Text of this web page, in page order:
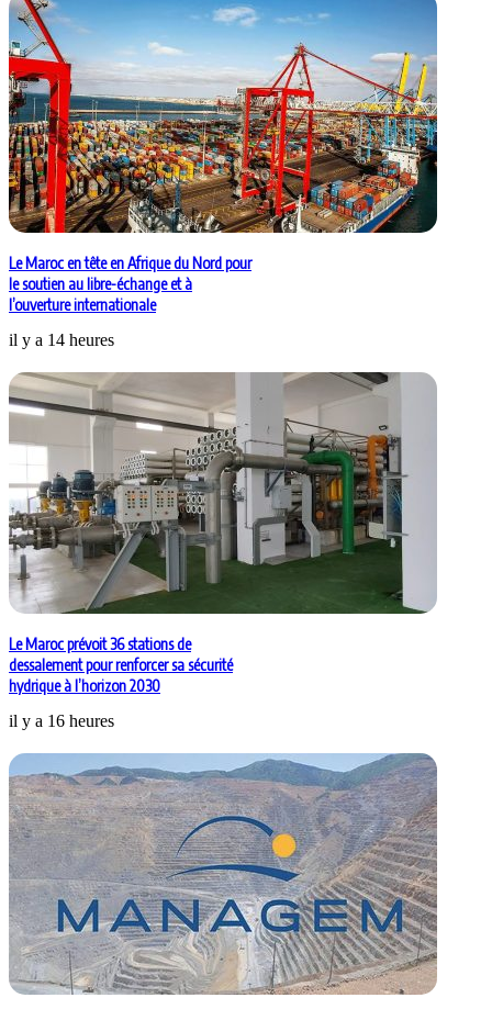
Le Maroc en tête en Afrique du Nord pour
le soutien au libre-échange et à
l’ouverture internationale
il y a 14 heures
Le Maroc prévoit 36 stations de
dessalement pour renforcer sa sécurité
hydrique à l’horizon 2030
il y a 16 heures